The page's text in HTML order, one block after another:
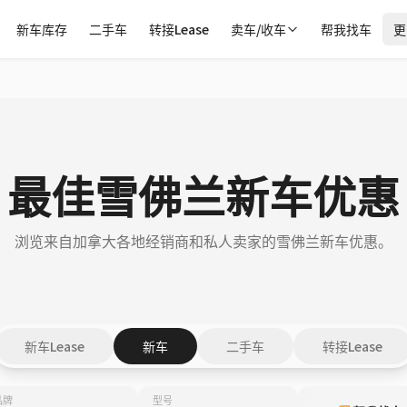
新车库存 二手车 转接Lease 卖车/收车 帮我找车
最佳雪佛兰新车优惠
浏览来自加拿大各地经销商和私人卖家的雪佛兰新车优惠。
新车Lease 新车 二手车 转接Lease
牌 型号